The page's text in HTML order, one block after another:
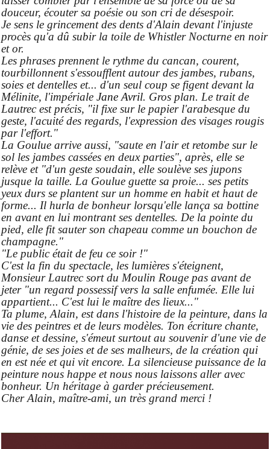
douceur, écouter sa poésie ou son cri de désespoir.
Je sens le grincement des dents d'Alain devant l'injuste
procès qu'a dû subir la toile de Whistler Nocturne en noir
et or.
Les phrases prennent le rythme du cancan, courent,
tourbillonnent s'essoufflent autour des jambes, rubans,
soies et dentelles et... d'un seul coup se figent devant la
Mélinite, l'impériale Jane Avril. Gros plan. Le trait de
Lautrec est précis, "il fixe sur le papier l'arabesque du
geste, l'acuité des regards, l'expression des visages rougis
par l'effort."
La Goulue arrive aussi, "saute en l'air et retombe sur le
sol les jambes cassées en deux parties", après, elle se
relève et "d'un geste soudain, elle soulève ses jupons
jusque la taille. La Goulue guette sa proie... ses petits
yeux durs se plantent sur un homme en habit et haut de
forme... Il hurla de bonheur lorsqu'elle lança sa bottine
en avant en lui montrant ses dentelles. De la pointe du
pied, elle fit sauter son chapeau comme un bouchon de
champagne."
"Le public était de feu ce soir !"
C'est la fin du spectacle, les lumières s'éteignent,
Monsieur Lautrec sort du Moulin Rouge pas avant de
jeter "un regard possessif vers la salle enfumée. Elle lui
appartient... C'est lui le maître des lieux..."
Ta plume, Alain, est dans l'histoire de la peinture, dans la
vie des peintres et de leurs modèles. Ton écriture chante,
danse et dessine, s'émeut surtout au souvenir d'une vie de
génie, de ses joies et de ses malheurs, de la création qui
en est née et qui vit encore. La silencieuse puissance de la
peinture nous happe et nous nous laissons aller avec
bonheur. Un héritage à garder précieusement.
Cher Alain, maître-ami, un très grand merci !